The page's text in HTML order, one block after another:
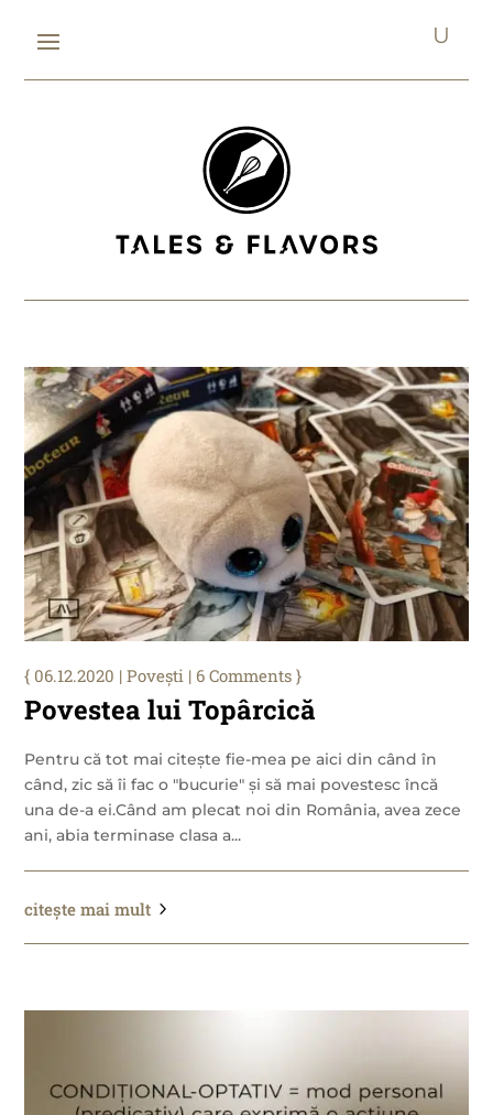
Povestea lui Topârcică
06.12.2020 |Povești | 6 Comments
Pentru că tot mai citește fie-mea pe aici din când în
când, zic să îi fac o "bucurie" și să mai povestesc încă
una de-a ei.Când am plecat noi din România, avea zece
ani, abia terminase clasa a...
citește mai mult